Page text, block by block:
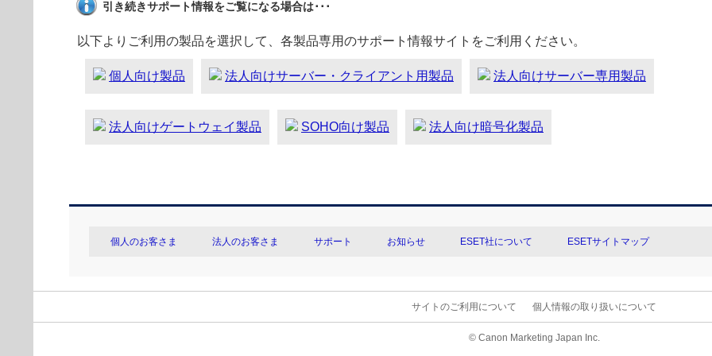
引き続きサポート情報をご覧になる場合は･･･
以下よりご利用の製品を選択して、各製品専用のサポート情報サイトをご利用ください。
個人向け製品 法人向けサーバー・クライアント用製品 法人向けサーバー専用製品
法人向けゲートウェイ製品 SOHO向け製品 法人向け暗号化製品
個人のお客さま 法人のお客さま サポート お知らせ ESET社について ESETサイトマップ
サイトのご利用について 個人情報の取り扱いについて
© Canon Marketing Japan Inc.